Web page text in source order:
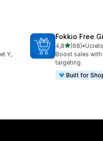
Y,
Fokkio Free
4,85 yıldız
(68)
toplam 68•
Boost sales
targeting
Built for